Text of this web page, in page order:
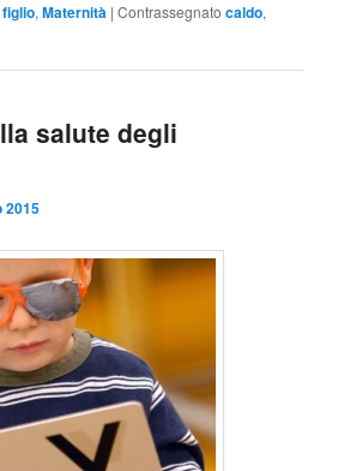
,Maternità |Contrassegnato caldo,
salute degli
2015